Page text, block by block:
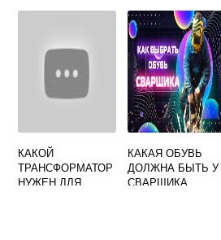
СВАРЩИКА ОТ
ШУМА
КАКОЙ
ТРАНСФОРМАТОР
НУЖЕН ДЛЯ
КАКАЯ ОБУВЬ
ДОЛЖНА БЫТЬ У
СВАРЩИКА